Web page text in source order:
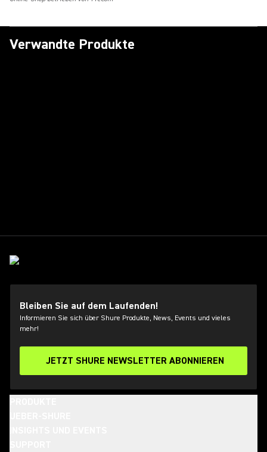
Verwandte Produkte
Bleiben Sie auf dem Laufenden!
Informieren Sie sich über Shure Produkte, News, Events und vieles
mehr!
JETZT SHURE NEWSLETTER ABONNIEREN